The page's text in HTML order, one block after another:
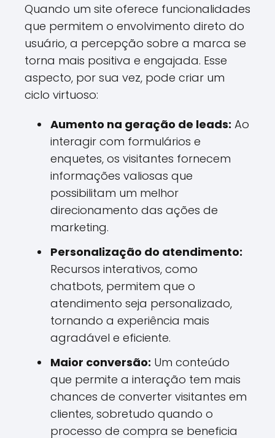
Quando um site oferece funcionalidades
que permitem o envolvimento direto do
usuário, a percepção sobre a marca se
torna mais positiva e engajada. Esse
aspecto, por sua vez, pode criar um
ciclo virtuoso:
Aumento na geração de leads: Ao
interagir com formulários e
enquetes, os visitantes fornecem
informações valiosas que
possibilitam um melhor
direcionamento das ações de
marketing.
Personalização do atendimento:
Recursos interativos, como
chatbots, permitem que o
atendimento seja personalizado,
tornando a experiência mais
agradável e eficiente.
Maior conversão: Um conteúdo
que permite a interação tem mais
chances de converter visitantes em
clientes, sobretudo quando o
processo de compra se beneficia